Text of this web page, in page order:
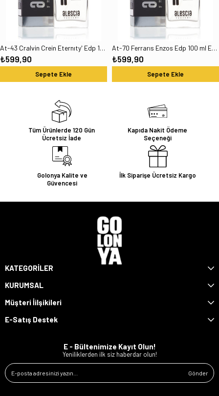
At-43 Cralvin Crein Eternıty' Edp 100 ml Erkek Parfüm
₺599,90
Sepete Ekle
At-70 Ferrarıs Enzos Edp 100 ml Erkek Parfümü
₺599,90
Sepete Ekle
Tüm Ürünlerde 120 Gün
Ücretsiz İade
Kapıda Nakit Ödeme
Seçeneği
Golonya Kalite ve
Güvencesi
İlk Siparişe Ücretsiz Kargo
KATEGORİLER
KURUMSAL
Müşteri İilşikileri
E-Satış Destek
E - Bültenimize Kayıt Olun!
Yeniliklerden ilk siz haberdar olun!
Gönder